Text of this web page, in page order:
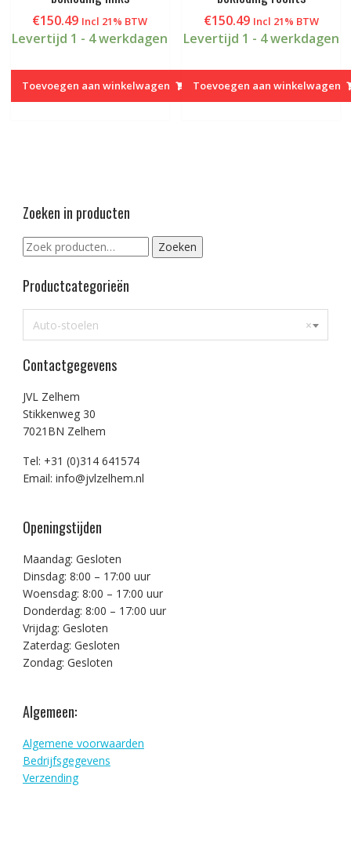
€150.49 Incl 21% BTW
Levertijd 1 - 4 werkdagen
Toevoegen aan winkelwagen
€150.49 Incl 21% BTW
Levertijd 1 - 4 werkdagen
Toevoegen aan winkelwagen
Zoeken in producten
Zoeken
naar:
Zoeken
Productcategorieën
×
Auto-stoelen
Contactgegevens
JVL Zelhem
Stikkenweg 30
7021BN Zelhem
Tel: +31 (0)314 641574
Email: info@jvlzelhem.nl
Openingstijden
Maandag: Gesloten
Dinsdag: 8:00 – 17:00 uur
Woensdag: 8:00 – 17:00 uur
Donderdag: 8:00 – 17:00 uur
Vrijdag: Gesloten
Zaterdag: Gesloten
Zondag: Gesloten
Algemeen:
Algemene voorwaarden
Bedrijfsgegevens
Verzending